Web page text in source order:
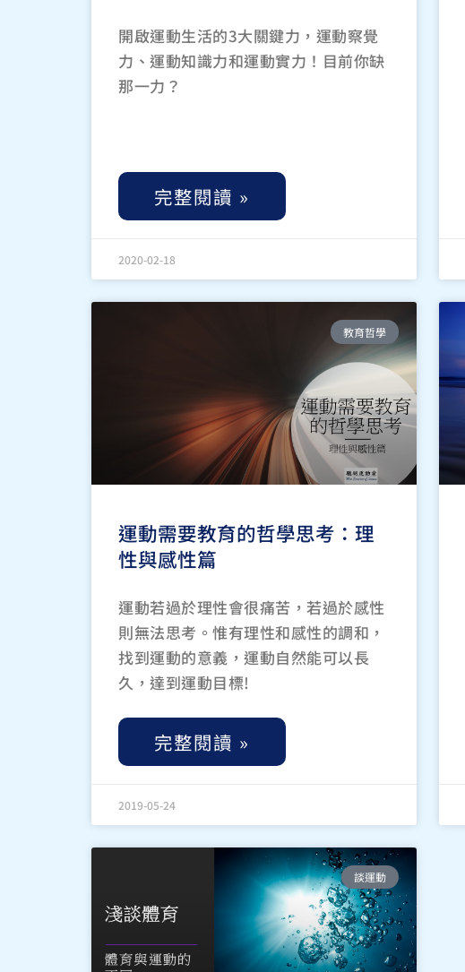
開啟運動生活的3大關鍵力，運動察覺
力、運動知識力和運動實力！目前你缺
那一力？
完整閱讀 »
2020-02-18
教育哲學
運動需要教育的哲學思考：理
性與感性篇
運動若過於理性會很痛苦，若過於感性
則無法思考。惟有理性和感性的調和，
找到運動的意義，運動自然能可以長
久，達到運動目標!
完整閱讀 »
2019-05-24
談運動